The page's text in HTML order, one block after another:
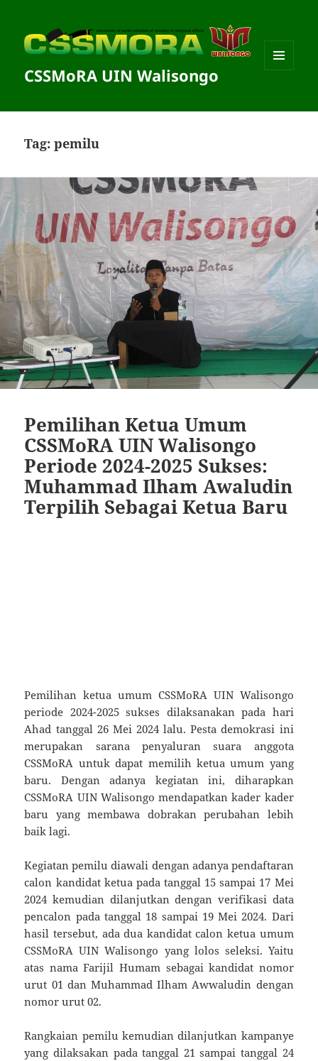
CSSMoRA UIN Walisongo
Tag:pemilu
Pemilihan Ketua Umum
CSSMoRA UIN Walisongo
Periode 2024-2025 Sukses:
Muhammad Ilham Awaludin
Terpilih Sebagai Ketua Baru
Pemilihan ketua umum CSSMoRA UIN Walisongo
periode 2024-2025 sukses dilaksanakan pada hari
Ahad tanggal 26 Mei 2024 lalu. Pesta demokrasi ini
merupakan sarana penyaluran suara anggota
CSSMoRA untuk dapat memilih ketua umum yang
baru. Dengan adanya kegiatan ini, diharapkan
CSSMoRA UIN Walisongo mendapatkan kader kader
baru yang membawa dobrakan perubahan lebih
baik lagi.
Kegiatan pemilu diawali dengan adanya pendaftaran
calon kandidat ketua pada tanggal 15 sampai 17 Mei
2024 kemudian dilanjutkan dengan verifikasi data
pencalon pada tanggal 18 sampai 19 Mei 2024. Dari
hasil tersebut, ada dua kandidat calon ketua umum
CSSMoRA UIN Walisongo yang lolos seleksi. Yaitu
atas nama Farijil Humam sebagai kandidat nomor
urut 01 dan Muhammad Ilham Awwaludin dengan
nomor urut 02.
Rangkaian pemilu kemudian dilanjutkan kampanye
yang dilaksakan pada tanggal 21 sampai tanggal 24